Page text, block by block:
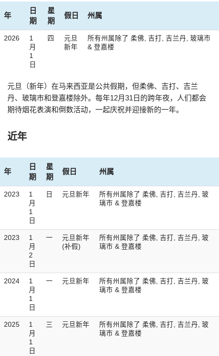
年
日
期
星
期
假日 州属
2026
1
月
1
日
四
元旦
新年
所有州属除了 柔佛, 吉打, 吉兰丹, 玻璃市
& 登嘉楼
元旦（新年）在马来西亚是公共假期，但柔佛、吉打、吉兰
丹、玻璃市和登嘉楼除外。每年12月31日的跨年夜，人们都会
期待烟花表演和倒数活动，一起庆祝并迎接新的一年。
近年
年
日
期
星
期
假日 州属
2023
1
月
1
日
日 元旦新年
所有州属除了 柔佛, 吉打, 吉兰丹, 玻
璃市 & 登嘉楼
2023
1
月
2
日
一
元旦新年
(补假)
所有州属除了 柔佛, 吉打, 吉兰丹, 玻
璃市 & 登嘉楼
2024
1
月
1
日
一 元旦新年
所有州属除了 柔佛, 吉打, 吉兰丹, 玻
璃市 & 登嘉楼
2025
1
月
1
日
三 元旦新年
所有州属除了 柔佛, 吉打, 吉兰丹, 玻
璃市 & 登嘉楼